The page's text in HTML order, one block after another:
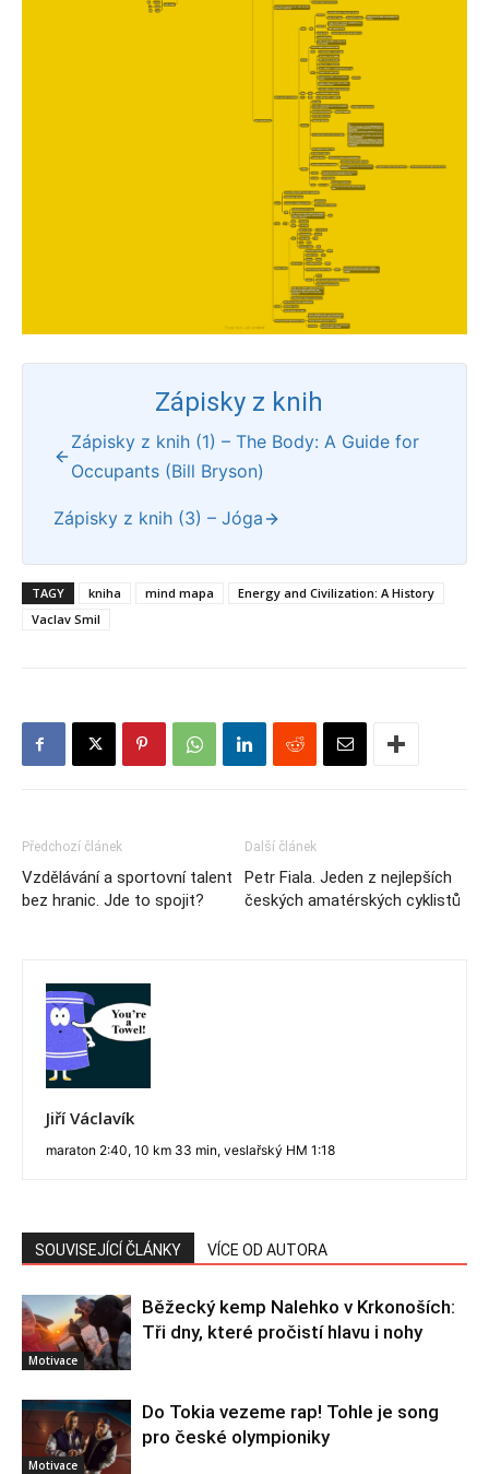
Zápisky z knih
Zápisky z knih (1) – The Body: A Guide for
Occupants (Bill Bryson)
Zápisky z knih (3) – Jóga
TAGY kniha mind mapa
Energy and Civilization: A History
Vaclav Smil
Předchozí článek
Vzdělávání a sportovní talent
bez hranic. Jde to spojit?
Další článek
Petr Fiala. Jeden z nejlepších
českých amatérských cyklistů
Jiří Václavík
maraton 2:40, 10 km 33 min, veslařský HM 1:18
SOUVISEJÍCÍ ČLÁNKY VÍCE OD AUTORA
Motivace
Běžecký kemp Nalehko v Krkonoších:
Tři dny, které pročistí hlavu i nohy
Motivace
Do Tokia vezeme rap! Tohle je song
pro české olympioniky